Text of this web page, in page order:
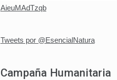
AieuMAdTzqb
Tweets por @EsencialNatura
Campaña Humanitaria